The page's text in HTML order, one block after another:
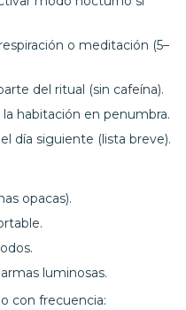
o meditación (5–
del ritual (sin cafeína).
habitación en penumbra.
día siguiente (lista breve).
opacas).
luminosas.
con frecuencia: